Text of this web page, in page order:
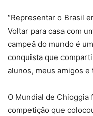
“Representar o Brasil
Voltar para casa com
campeã do mundo é
conquista que
alunos, meus amigos e
O Mundial de Chioggia
competição que